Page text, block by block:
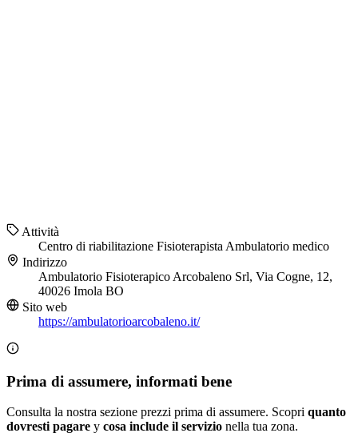
Attività
Centro di riabilitazione Fisioterapista Ambulatorio medico
Indirizzo
Ambulatorio Fisioterapico Arcobaleno Srl, Via Cogne, 12,
40026 Imola BO
Sito web
https://ambulatorioarcobaleno.it/
Prima di assumere, informati bene
Consulta la nostra sezione prezzi prima di assumere. Scopri quanto
dovresti pagare y cosa include il servizio nella tua zona.